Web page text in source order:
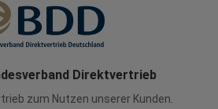
Direktvertrieb
zum Nutzen unserer Kunden.